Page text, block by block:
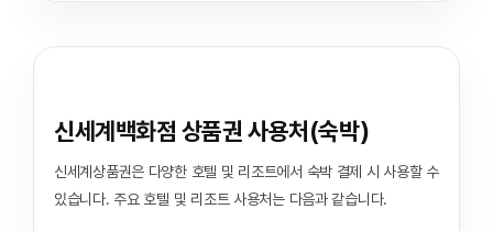
신세계백화점 상품권 사용처(숙박)
신세계상품권은 다양한 호텔 및 리조트에서 숙박 결제 시 사용할 수
있습니다. 주요 호텔 및 리조트 사용처는 다음과 같습니다.